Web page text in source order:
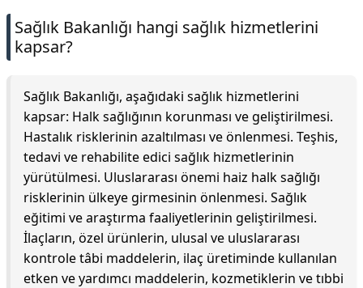
Sağlık Bakanlığı hangi sağlık hizmetlerini
kapsar?
Sağlık Bakanlığı, aşağıdaki sağlık hizmetlerini
kapsar: Halk sağlığının korunması ve geliştirilmesi.
Hastalık risklerinin azaltılması ve önlenmesi. Teşhis,
tedavi ve rehabilite edici sağlık hizmetlerinin
yürütülmesi. Uluslararası önemi haiz halk sağlığı
risklerinin ülkeye girmesinin önlenmesi. Sağlık
eğitimi ve araştırma faaliyetlerinin geliştirilmesi.
İlaçların, özel ürünlerin, ulusal ve uluslararası
kontrole tâbi maddelerin, ilaç üretiminde kullanılan
etken ve yardımcı maddelerin, kozmetiklerin ve tıbbi